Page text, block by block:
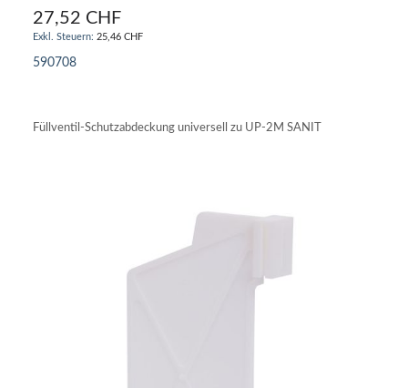
27,52 CHF
25,46 CHF
590708
Füllventil-Schutzabdeckung universell zu UP-2M SANIT